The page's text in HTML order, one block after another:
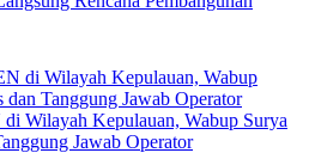
Wilayah Kepulauan, Wabup Surya
Jawab Operator